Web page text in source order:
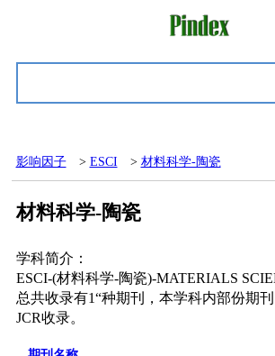
影响因子 > ESCI > 材料科学-陶瓷
材料科学-陶瓷
学科简介：
ESCI-(材料科学-陶瓷)-MATERIALS
总共收录有1“种期刊，本学科内部份期
JCR收录。